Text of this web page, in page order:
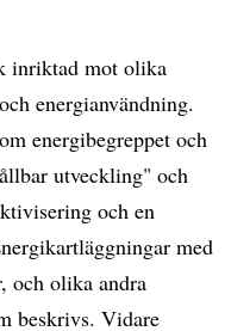
inriktad mot olika
energianvändning.
energibegreppet och
utveckling" och
och en
med
och olika andra
beskrivs. Vidare